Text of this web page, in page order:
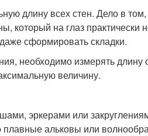
длину всех стен. Дело в
который на глаз практически
сформировать складки.
необходимо измерять длину
величину.
эркерами или
плавные альковы или